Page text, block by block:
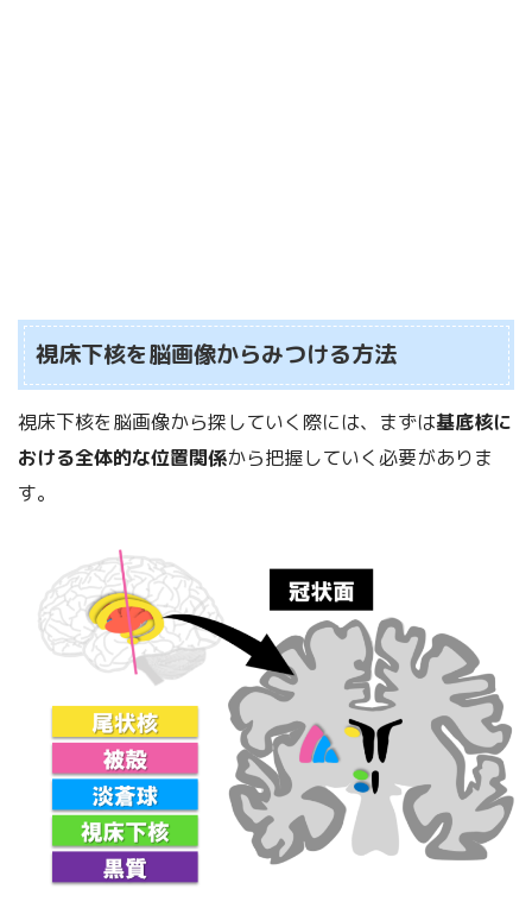
視床下核を脳画像からみつける方法
視床下核を脳画像から探していく際には、まずは基底核に
おける全体的な位置関係から把握していく必要がありま
す。